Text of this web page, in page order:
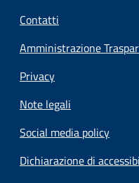
Contatti
Amministrazione
Privacy
Note legali
Social media policy
Dichiarazione di